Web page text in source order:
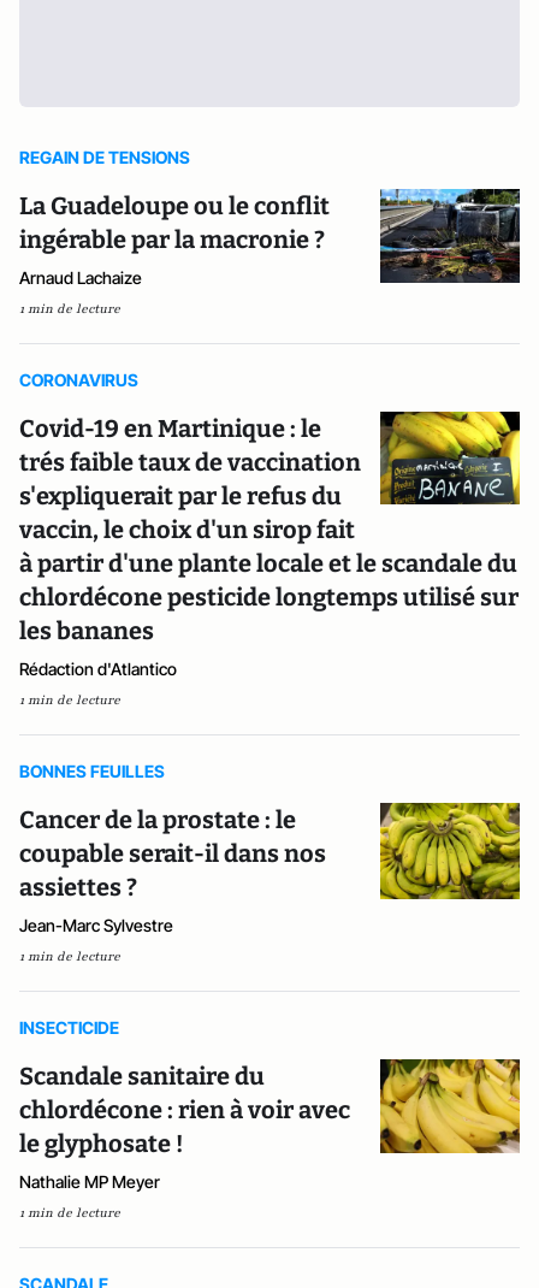
REGAIN DE TENSIONS
La Guadeloupe ou le conflit
ingérable par la macronie ?
Arnaud Lachaize
1 min de lecture
CORONAVIRUS
Covid-19 en Martinique : le
trés faible taux de vaccination
s'expliquerait par le refus du
vaccin, le choix d'un sirop fait
à partir d'une plante locale et le scandale du
chlordécone pesticide longtemps utilisé sur
les bananes
Rédaction d'Atlantico
1 min de lecture
BONNES FEUILLES
Cancer de la prostate : le
coupable serait-il dans nos
assiettes ?
Jean-Marc Sylvestre
1 min de lecture
INSECTICIDE
Scandale sanitaire du
chlordécone : rien à voir avec
le glyphosate !
Nathalie MP Meyer
1 min de lecture
SCANDALE